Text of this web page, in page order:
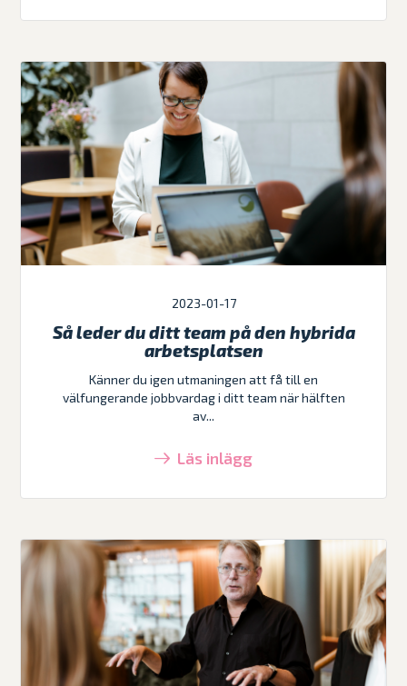
2023-01-17
Så leder du ditt team på den hybrida
arbetsplatsen
Känner du igen utmaningen att få till en
välfungerande jobbvardag i ditt team när hälften
av...
Läs inlägg